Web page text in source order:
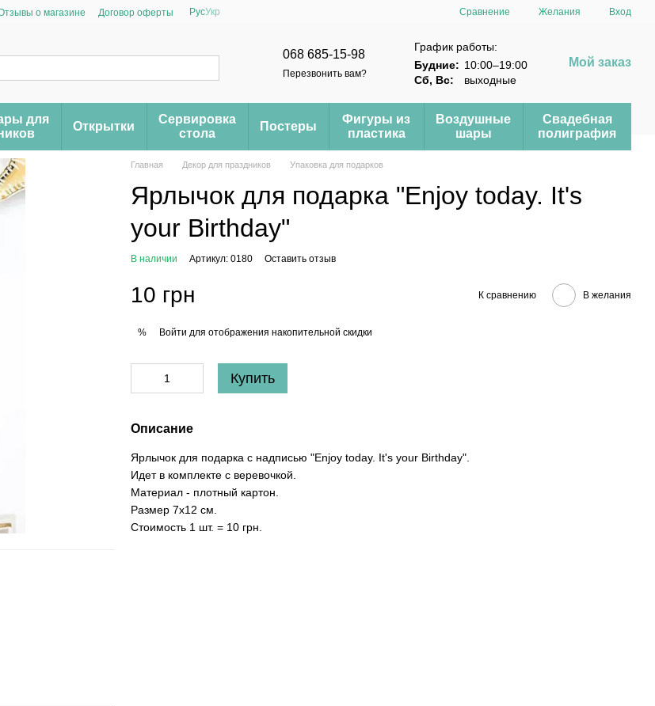
о магазине Договор оферты РусУкр Сравнение Желания Вход
068 685-15-98
Перезвонить вам?
График работы:
Будние: 10:00–19:00
Сб, Вс:
выходные
Мой заказ
для
Открытки
Сервировка
стола
Постеры
Фигуры из
пластика
Воздушные
шары
Свадебная
полиграфия
Главная Декор для праздников Упаковка для подарков
Ярлычок для подарка "Enjoy today. It's
your Birthday"
В наличии Артикул: 0180 Оставить отзыв
10 грн К сравнению В желания
% Войти для отображения накопительной скидки
Купить
Описание
Ярлычок для подарка с надписью "Enjoy today. It's your Birthday".
Идет в комплекте с веревочкой.
Материал - плотный картон.
Размер 7х12 см.
Стоимость 1 шт. = 10 грн.